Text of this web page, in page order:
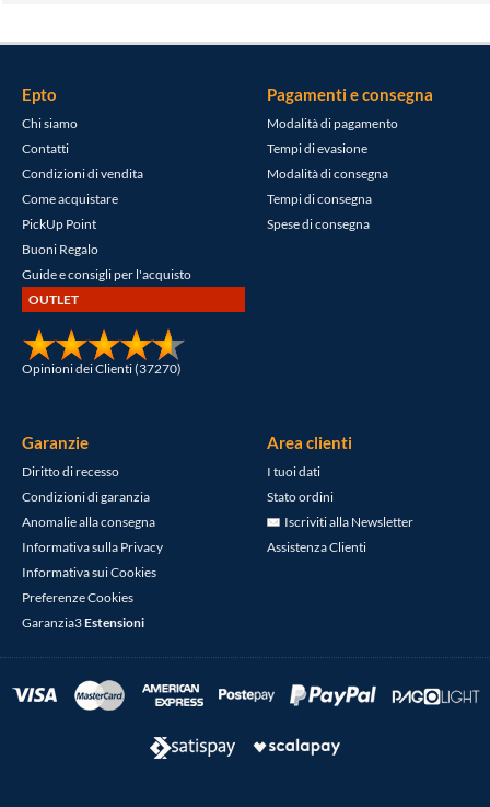
Epto
Chi siamo
Contatti
Condizioni di vendita
Come acquistare
PickUp Point
Buoni Regalo
Guide e consigli per l'acquisto
OUTLET
Opinioni dei Clienti (37270)
Pagamenti e consegna
Modalità di pagamento
Tempi di evasione
Modalità di consegna
Tempi di consegna
Spese di consegna
Garanzie
Diritto di recesso
Condizioni di garanzia
Anomalie alla consegna
Informativa sulla Privacy
Informativa sui Cookies
Preferenze Cookies
Garanzia3Estensioni
Area clienti
I tuoi dati
Stato ordini
Iscriviti alla Newsletter
Assistenza Clienti